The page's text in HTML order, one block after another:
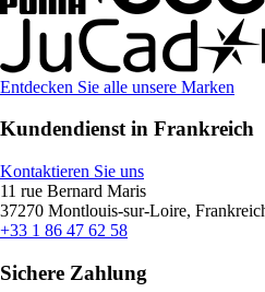
Entdecken Sie alle unsere Marken
Kundendienst in Frankreich
Kontaktieren Sie uns
11 rue Bernard Maris
37270 Montlouis-sur-Loire,
+33 1 86 47 62 58
Sichere Zahlung